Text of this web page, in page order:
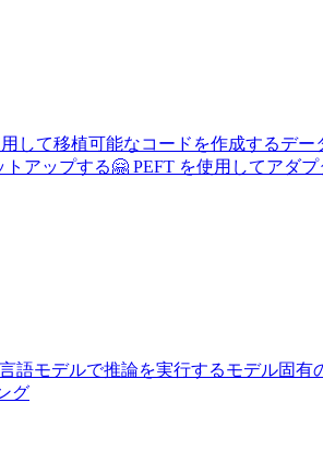
用して移植可能なコードを作成するデー
トアップする🤗 PEFT を使用してアダ
語モデルで推論を実行するモデル固有
グ